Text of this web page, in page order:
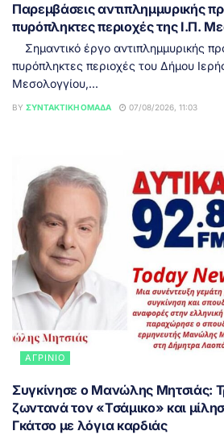
Παρεμβάσεις αντιπλημμυρικής
πυρόπληκτες περιοχές της Ι.Π.
Σημαντικό έργο αντιπλημμυρικής
πυρόπληκτες περιοχές του Δήμου
Μεσολογγίου,...
BY ΣΥΝΤΑΚΤΙΚΉ ΟΜΆΔΑ 07/08/2026, 11:03
ΑΓΡΊΝΙΟ
Συγκίνησε ο Μανώλης Μητσιάς:
ζωντανά τον «Τσάμικο» και
Γκάτσο με λόγια καρδιάς